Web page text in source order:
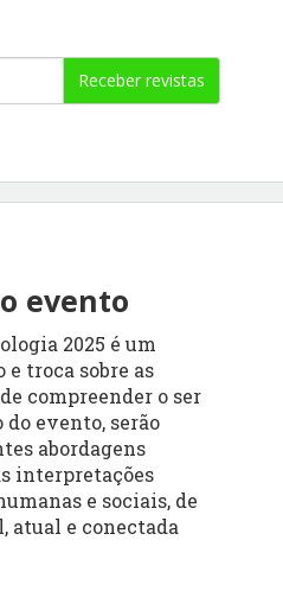
Receber revistas
evento
2025 é um
e troca sobre as
compreender o ser
evento, serão
abordagens
interpretações
e sociais, de
atual e conectada